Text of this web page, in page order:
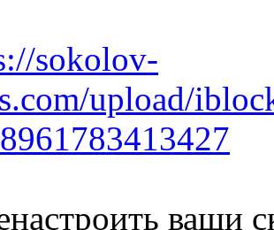
sokolov-
upload/
ваши